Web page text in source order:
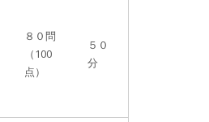
８０問
（100
点）
５０
分